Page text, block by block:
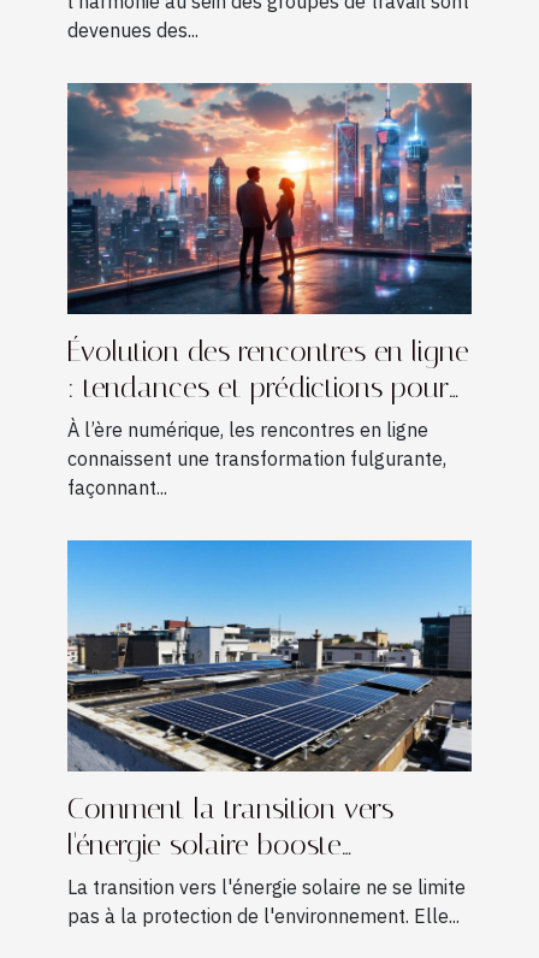
devenues des...
Évolution des rencontres en ligne
: tendances et prédictions pour
2030
À l’ère numérique, les rencontres en ligne
connaissent une transformation fulgurante,
façonnant...
Comment la transition vers
l'énergie solaire booste
l'économie locale ?
La transition vers l'énergie solaire ne se limite
pas à la protection de l'environnement. Elle...